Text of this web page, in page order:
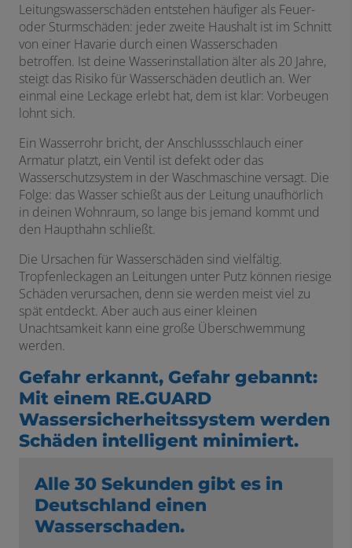
Leitungswasserschäden entstehen häufiger als Feuer-
oder Sturmschäden: jeder zweite Haushalt ist im Schnitt
von einer Havarie durch einen Wasserschaden
betroffen. Ist deine Wasserinstallation älter als 20 Jahre,
steigt das Risiko für Wasserschäden deutlich an. Wer
einmal eine Leckage erlebt hat, dem ist klar: Vorbeugen
lohnt sich.
Ein Wasserrohr bricht, der Anschlussschlauch einer
Armatur platzt, ein Ventil ist defekt oder das
Wasserschutzsystem in der Waschmaschine versagt. Die
Folge: das Wasser schießt aus der Leitung unaufhörlich
in deinen Wohnraum, so lange bis jemand kommt und
den Haupthahn schließt.
Die Ursachen für Wasserschäden sind vielfältig.
Tropfenleckagen an Leitungen unter Putz können riesige
Schäden verursachen, denn sie werden meist viel zu
spät entdeckt. Aber auch aus einer kleinen
Unachtsamkeit kann eine große Überschwemmung
werden.
Gefahr erkannt, Gefahr gebannt:
Mit einem RE.GUARD
Wassersicherheitssystem werden
Schäden intelligent minimiert.
Alle 30 Sekunden gibt es in
Deutschland einen
Wasserschaden.